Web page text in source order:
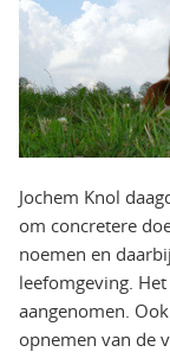
Jochem Knol
om concretere
noemen en
leefomgeving.
aangenomen.
opnemen van de